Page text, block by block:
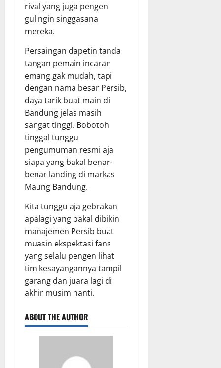
rival yang juga pengen
gulingin singgasana
mereka.
Persaingan dapetin tanda
tangan pemain incaran
emang gak mudah, tapi
dengan nama besar Persib,
daya tarik buat main di
Bandung jelas masih
sangat tinggi. Bobotoh
tinggal tunggu
pengumuman resmi aja
siapa yang bakal benar-
benar landing di markas
Maung Bandung.
Kita tunggu aja gebrakan
apalagi yang bakal dibikin
manajemen Persib buat
muasin ekspektasi fans
yang selalu pengen lihat
tim kesayangannya tampil
garang dan juara lagi di
akhir musim nanti.
ABOUT THE AUTHOR